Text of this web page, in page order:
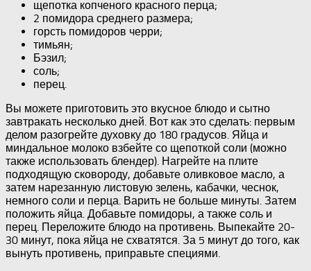
щепотка копченого красного перца;
2 помидора среднего размера;
горсть помидоров черри;
тимьян;
Бэзил;
соль;
перец.
Вы можете приготовить это вкусное блюдо и сытно
завтракать несколько дней. Вот как это сделать: первым
делом разогрейте духовку до 180 градусов. Яйца и
миндальное молоко взбейте со щепоткой соли (можно
также использовать блендер). Нагрейте на плите
подходящую сковороду, добавьте оливковое масло, а
затем нарезанную листовую зелень, кабачки, чеснок,
немного соли и перца. Варить не больше минуты. Затем
положить яйца. Добавьте помидоры, а также соль и
перец. Переложите блюдо на противень. Выпекайте 20-
30 минут, пока яйца не схватятся. За 5 минут до того, как
вынуть противень, приправьте специями.